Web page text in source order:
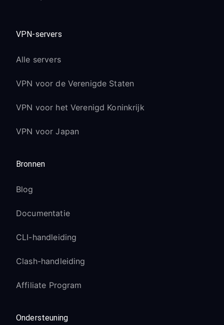
VPN-servers
Alle servers
VPN voor de Verenigde Staten
VPN voor het Verenigd Koninkrijk
VPN voor Japan
Bronnen
Blog
Documentatie
CLI-handleiding
Clash-handleiding
Affiliate Program
Ondersteuning